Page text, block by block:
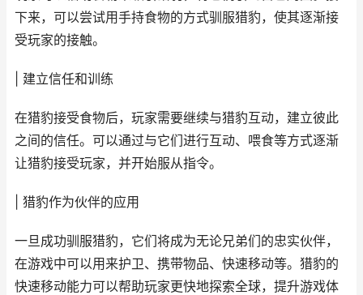
下来，可以尝试用手持食物的方式驯服猎豹，使其逐渐接
受玩家的接触。
| 建立信任和训练
在猎豹接受食物后，玩家需要继续与猎豹互动，建立彼此
之间的信任。可以通过与它们进行互动、喂食等方式逐渐
让猎豹接受玩家，并开始服从指令。
| 猎豹作为伙伴的应用
一旦成功驯服猎豹，它们将成为无论兄弟们的忠实伙伴，
在游戏中可以用来护卫、携带物品、快速移动等。猎豹的
快速移动能力可以帮助玩家更快地探索全球，提升游戏体